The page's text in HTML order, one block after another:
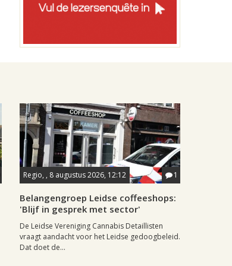
Regio, , 8 augustus 2026, 12:12 1
Belangengroep Leidse coffeeshops:
'Blijf in gesprek met sector'
De Leidse Vereniging Cannabis Detaillisten
vraagt aandacht voor het Leidse gedoogbeleid.
Dat doet de...